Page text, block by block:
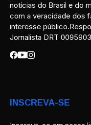
notícias do Brasil e do
com a veracidade dos
interesse
Jornalista DRT
INSCREVA-SE